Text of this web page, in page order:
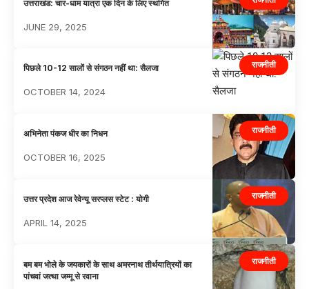
उत्तराखंड: चार-धाम यात्रा एक दिन के लिए स्थगित
JUNE 29, 2025
राजनीती
पिछले 10-12 सालों से संगठन नहीं था: सैलजा
OCTOBER 14, 2024
राजनीती
अभिनेता पंकज धीर का निधन
OCTOBER 16, 2025
राजनीती
उत्तर प्रदेश आज रेवेन्यू सरप्लस स्टेट : योगी
APRIL 14, 2025
राजनीती
बम बम भोले के जयकारों के साथ अमरनाथ तीर्थयात्रियों का
पांचवां जत्था जम्मू से रवाना